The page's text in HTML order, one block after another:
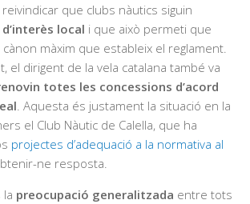
reivindicar que clubs nàutics siguin
local i que això permeti que
màxim que estableix el reglament.
el dirigent de la vela catalana també va
totes les concessions d’acord
. Aquesta és justament la situació en la
el Club Nàutic de Calella, que ha
projectes d’adequació a la normativa al
ne resposta.
la preocupació generalitzada entre tots